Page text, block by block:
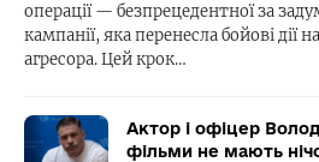
операції — безпрецедентної за
кампанії, яка перенесла бойові дії
агресора. Цей крок…
Актор і офіцер
фільми не мають